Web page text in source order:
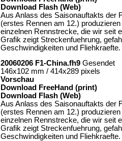
Download Flash (Web)
Aus Anlass des Saisonauftakts der
(erstes Rennen am 12.)
einzelnen Rennstrecke, die wir seit
Grafik zeigt Streckenfuehrung,
Geschwindigkeiten und Fliehkraefte.
20060206 F1-China.fh9 Gesendet
146x102 mm / 414x289 pixels
Vorschau
Download FreeHand (print)
Download Flash (Web)
Aus Anlass des Saisonauftakts der
(erstes Rennen am 12.)
einzelnen Rennstrecke, die wir seit
Grafik zeigt Streckenfuehrung,
Geschwindigkeiten und Fliehkraefte.